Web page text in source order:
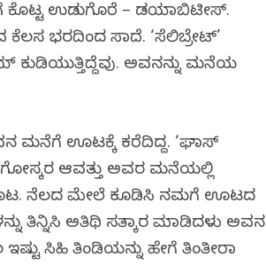
ಕೊಟ್ಟ ಉಡುಗೊರೆ – ಡಯಾಬಿಟೀಸ್.
ಭರದಿಂದ ಸಾಗಿದೆ. ‘ಸೆಲಿಬ್ರೇಟ್’
ಕುಡಿಯುತ್ತಿದ್ದೆವು. ಅವನನ್ನು ಮನೆಯ
ಮನೆಗೆ ಊಟಕ್ಕೆ ಕರೆದಿದ್ದ. ‘ಘಾಸ್
ಆವತ್ತು ಅವರ ಮನೆಯಲ್ಲಿ
ನೆಲದ ಮೇಲೆ ಕೂಡಿಸಿ ನಮಗೆ ಊಟದ
ತಿನ್ನಿಸಿ ಅತಿಥಿ ಸತ್ಕಾರ ಮಾಡಿದಳು ಅವನ
ಸಿಹಿ ತಿಂಡಿಯನ್ನು ಹೇಗೆ ತಿಂತೀರಾ